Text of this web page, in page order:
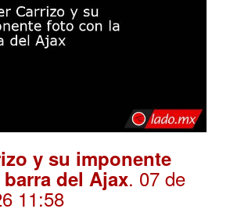
y su imponente
del Ajax. 07 de
11:58